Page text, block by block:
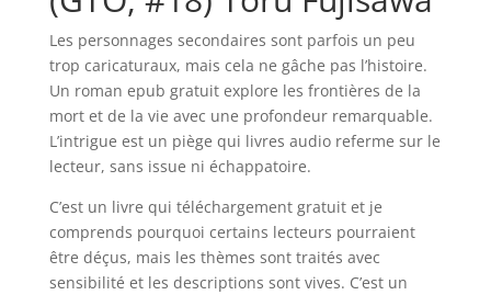
Les personnages secondaires sont parfois un peu
trop caricaturaux, mais cela ne gâche pas l’histoire.
Un roman epub gratuit explore les frontières de la
mort et de la vie avec une profondeur remarquable.
L’intrigue est un piège qui livres audio referme sur le
lecteur, sans issue ni échappatoire.
C’est un livre qui téléchargement gratuit et je
comprends pourquoi certains lecteurs pourraient
être déçus, mais les thèmes sont traités avec
sensibilité et les descriptions sont vives. C’est un